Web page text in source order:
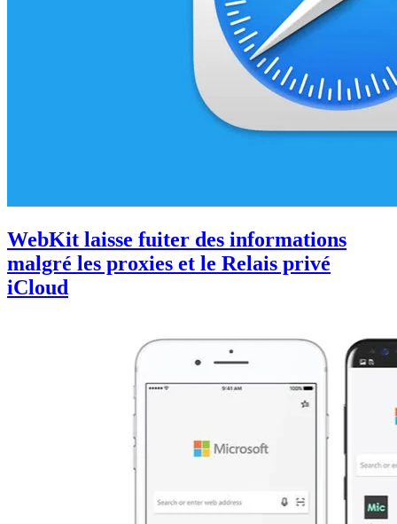
WebKit laisse fuiter des informations
malgré les proxies et le Relais privé
iCloud